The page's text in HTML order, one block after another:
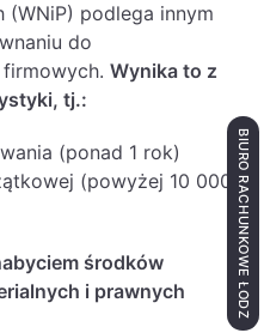
(WNiP) podlega innym
do
Wynika to z
tj.:
(ponad 1 rok)
(powyżej 10 000
środków
i prawnych
BIURO RACHUNKOWE ŁÓDŹ